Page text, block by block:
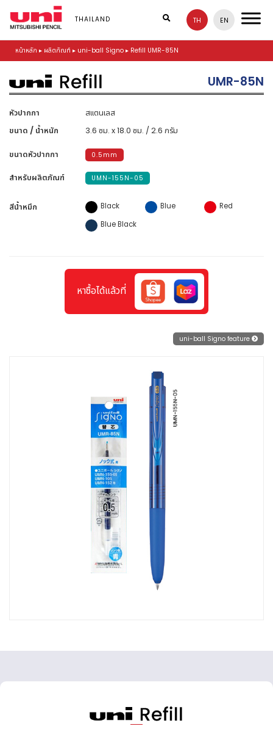
p
o
THAILAND TH EN
หน้าหลัก ▸ ผลิตภัณฑ์ ▸ uni-ball Signo ▸ Refill UMR-85N
UMR-85N
หัวปากกา
สแตนเลส
ขนาด / น้ำหนัก
3.6 ซม. x 18.0 ซม. / 2.6 กรัม
ขนาดหัวปากกา 0.5mm
สำหรับผลิตภัณฑ์ UMN-155N-05
สีน้ำหมึก Black Blue
Red
Blue Black
หาซื้อได้แล้วที่
uni-ball Signo feature